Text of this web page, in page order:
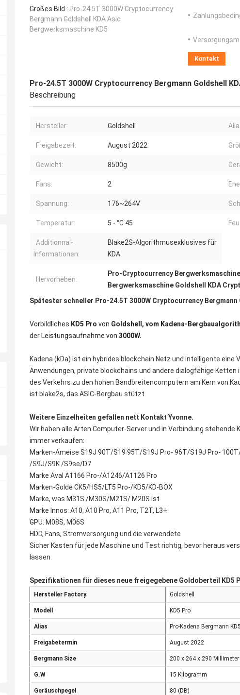
Großes Bild : Pro-24.5T 3000W Cryptocurrency
Bergmann Goldshell KDA Asic
Bergwerksmaschine KD5
Kontakt
Pro-24.5T 3000W Cryptocurrency Bergmann Goldshell
Beschreibung
Hersteller: Goldshell
Freigabezeit: August 2022
Gewicht: 8500g
Fans: 2
Spannung: 176~264V
Temperatur: 5 - °C 45
Additionnal-
Informationen:
Blake2S-Algorithmusexklusives für
KDA
Hervorheben:
Pro-Cryptocurrency Bergwerksmaschine
Bergwerksmaschine Goldshell KDA
Spätester schneller Pro-24.5T 3000W Cryptocurrency Bergmann
Vorbildliches KD5 Pro von Goldshell, vom Kadena-
der Leistungsaufnahme von 3000W.
Kadena (kDa) ist ein hybrides blockchain Netz und intelligente
Anwendungen, private blockchains und andere dialogfähige
des Verkehrs zu den hohen Bandbreitencomputern am Kern von
ist blake2s, das ASIC-Bergbau stützt.
Weitere Einzelheiten gefallen nett Kontakt Yvonne.
Wir haben alle Arten Computer-Server und in Verbindung
immer verkaufen:
Marken-Ameise S19J 90T/S19 95T/S19J Pro- 96T/S19J Pro-
/S9J/S9K /S9se/D7
Marke Aval A1166 Pro-/A1246/A1126 Pro
Marken-Golde CK5/HS5/LT5 Pro-/KD5/KD-BOX
Marke, was M31S /M30S/M21S/ M20S ist
Marke Innos: A10, A10 Pro, A11 Pro, T2T, L3+
GPU: M08S, M06S
HDD, Fans, Stromversorgung und die verwendete
Sicher Kasten für jede Maschine und Test richtig, bevor heraus
lassen.
Spezifikationen für dieses neue freigegebene Goldoberteil KD5
Hersteller Factory Goldshell
Modell KD5 Pro
Alias Pro-Kadena Bergmann KD5
Freigabetermin August 2022
Bergmann Size 200 x 264 x 290 Millimeter
G.W 15 Kilogramm
Geräuschpegel 80 (DB)